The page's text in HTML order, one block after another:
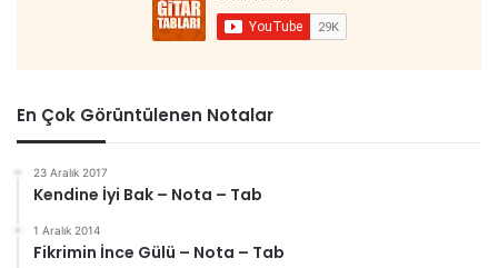
En Çok Görüntülenen Notalar
23 Aralık 2017
Kendine İyi Bak – Nota – Tab
1 Aralık 2014
Fikrimin İnce Gülü – Nota – Tab